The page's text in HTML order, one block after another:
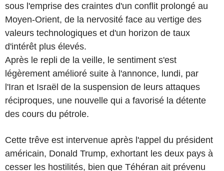
sous l'emprise des craintes d'un conflit prolongé au
Moyen-Orient, de la nervosité face au vertige des
valeurs technologiques et d'un horizon de taux
d'intérêt plus élevés.
Après le repli de la veille, le sentiment s'est
légèrement amélioré suite à l'annonce, lundi, par
l'Iran et Israël de la suspension de leurs attaques
réciproques, une nouvelle qui a favorisé la détente
des cours du pétrole.
Cette trêve est intervenue après l'appel du président
américain, Donald Trump, exhortant les deux pays à
cesser les hostilités, bien que Téhéran ait prévenu